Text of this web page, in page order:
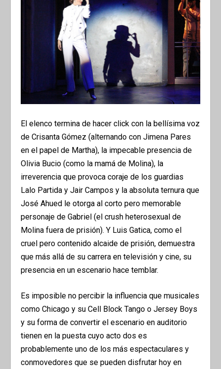
El elenco termina de hacer click con la bellísima voz
de Crisanta Gómez (alternando con Jimena Pares
en el papel de Martha), la impecable presencia de
Olivia Bucio (como la mamá de Molina), la
irreverencia que provoca coraje de los guardias
Lalo Partida y Jair Campos y la absoluta ternura que
José Ahued le otorga al corto pero memorable
personaje de Gabriel (el crush heterosexual de
Molina fuera de prisión). Y Luis Gatica, como el
cruel pero contenido alcaide de prisión, demuestra
que más allá de su carrera en televisión y cine, su
presencia en un escenario hace temblar.
Es imposible no percibir la influencia que musicales
como Chicago y su Cell Block Tango o Jersey Boys
y su forma de convertir el escenario en auditorio
tienen en la puesta cuyo acto dos es
probablemente uno de los más espectaculares y
conmovedores que se pueden disfrutar hoy en